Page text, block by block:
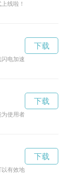
线啦！让您的手游体验
电加速器官方版本吧
下载
使用者提供超高速的
下载
有效地提升网络速度
下载